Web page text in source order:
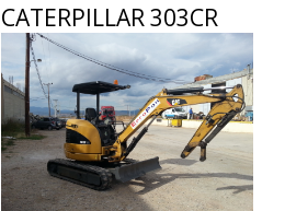
CATERPILLAR 303CR